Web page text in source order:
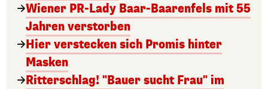
Wiener PR-Lady Baar-Baarenfels mit 55
Jahren verstorben
Hier verstecken sich Promis hinter
Masken
Ritterschlag! "Bauer sucht Frau" im